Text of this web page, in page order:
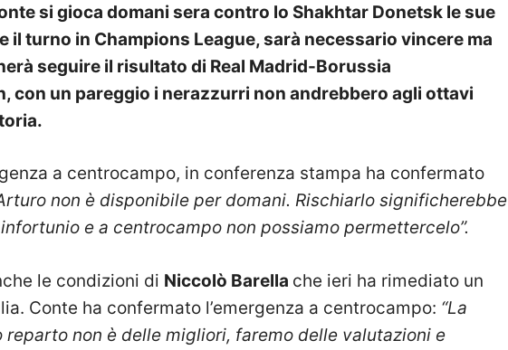
si gioca domani sera contro lo Shakhtar Donetsk le sue
il turno in Champions League, sarà necessario vincere ma
seguire il risultato di Real Madrid-Borussia
con un pareggio i nerazzurri non andrebbero agli ottavi
a centrocampo, in conferenza stampa ha confermato
non è disponibile per domani. Rischiarlo significherebbe
e a centrocampo non possiamo permettercelo”.
le condizioni di Niccolò Barella che ieri ha rimediato un
Conte ha confermato l’emergenza a centrocampo: “La
reparto non è delle migliori, faremo delle valutazioni e